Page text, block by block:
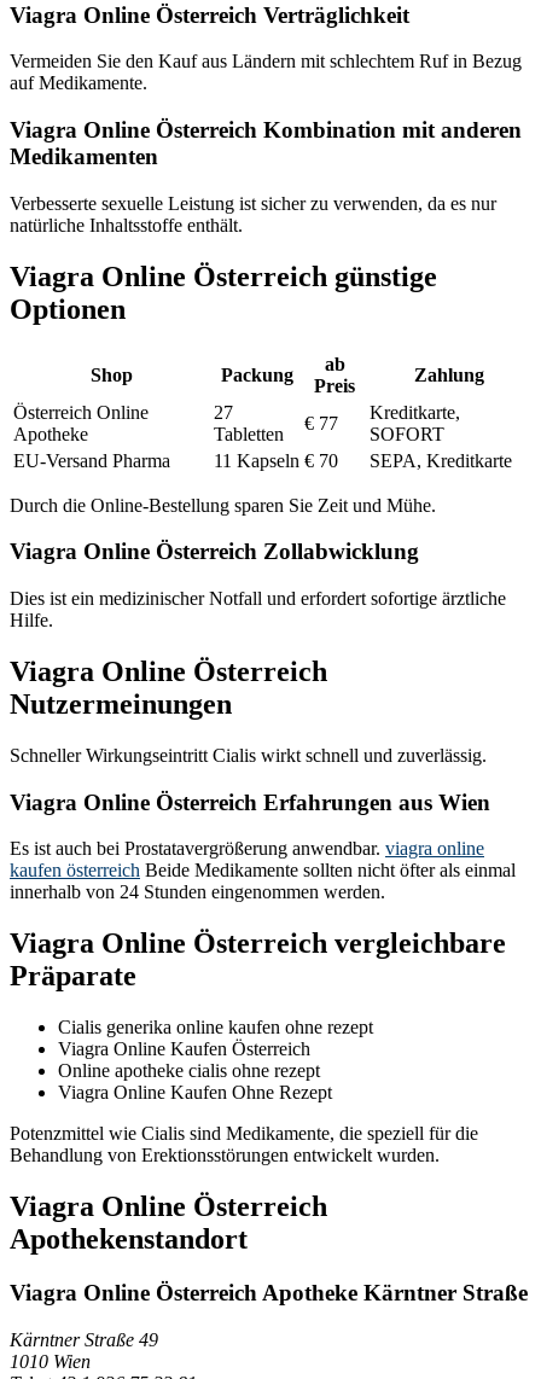
Viagra Online Österreich Verträglichkeit
Vermeiden Sie den Kauf aus Ländern mit schlechtem Ruf in Bezug
auf Medikamente.
Viagra Online Österreich Kombination mit anderen
Medikamenten
Verbesserte sexuelle Leistung ist sicher zu verwenden, da es nur
natürliche Inhaltsstoffe enthält.
Viagra Online Österreich günstige
Optionen
Shop Packung
ab
Preis
Zahlung
Österreich Online
Apotheke
27
Tabletten
€ 77
Kreditkarte,
SOFORT
EU-Versand Pharma
11 Kapseln € 70 SEPA, Kreditkarte
Durch die Online-Bestellung sparen Sie Zeit und Mühe.
Viagra Online Österreich Zollabwicklung
Dies ist ein medizinischer Notfall und erfordert sofortige ärztliche
Hilfe.
Viagra Online Österreich
Nutzermeinungen
Schneller Wirkungseintritt Cialis wirkt schnell und zuverlässig.
Viagra Online Österreich Erfahrungen aus Wien
Es ist auch bei Prostatavergrößerung anwendbar. viagra online
kaufen österreich Beide Medikamente sollten nicht öfter als einmal
innerhalb von 24 Stunden eingenommen werden.
Viagra Online Österreich vergleichbare
Präparate
Cialis generika online kaufen ohne rezept
Viagra Online Kaufen Österreich
Online apotheke cialis ohne rezept
Viagra Online Kaufen Ohne Rezept
Potenzmittel wie Cialis sind Medikamente, die speziell für die
Behandlung von Erektionsstörungen entwickelt wurden.
Viagra Online Österreich
Apothekenstandort
Viagra Online Österreich Apotheke Kärntner Straße
Kärntner Straße 49
1010 Wien